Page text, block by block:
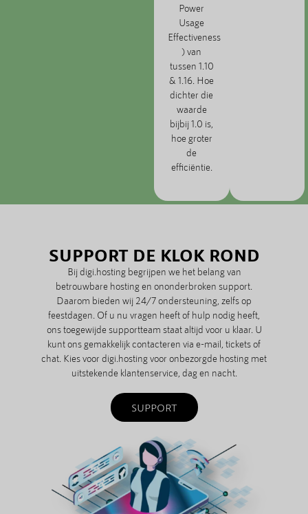
Power
Usage
Effectiveness
) van
tussen 1.10
& 1.16. Hoe
dichter die
waarde
bijbij 1.0 is,
hoe groter
de
efficiëntie.
SUPPORT DE KLOK ROND
Bij digi.hosting begrijpen we het belang van
betrouwbare hosting en ononderbroken support.
Daarom bieden wij 24/7 ondersteuning, zelfs op
feestdagen. Of u nu vragen heeft of hulp nodig heeft,
ons toegewijde supportteam staat altijd voor u klaar. U
kunt ons gemakkelijk contacteren via e-mail, tickets of
chat. Kies voor digi.hosting voor onbezorgde hosting met
uitstekende klantenservice, dag en nacht.
SUPPORT